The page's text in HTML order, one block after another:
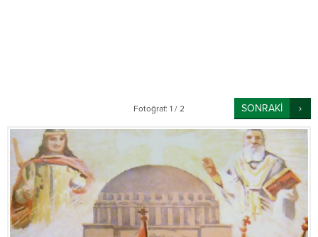
Fotoğraf: 1 / 2 SONRAKİ